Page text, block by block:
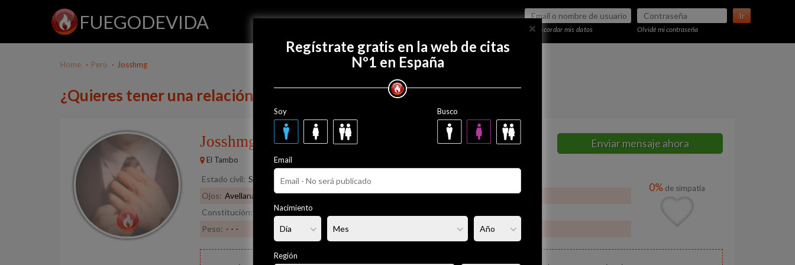
FUEGODEVIDA Ir
Recordar mis datos Olvidé mi contraseña
Regístrate gratis
Home Perú Josshmg
¿Quieres tener una relación con Josshmg?
Josshmg
33 años
El Tambo
Enviar mensaje ahora
Estado civil: Soltero
Ojos: Avellana Pelo: Castaño
Constitución:
Normal
Peso: - - -
0% de simpatía
×
Regístrate gratis en la web de citas
Nº1 en España
Soy Busco
Email
Nacimiento
Región